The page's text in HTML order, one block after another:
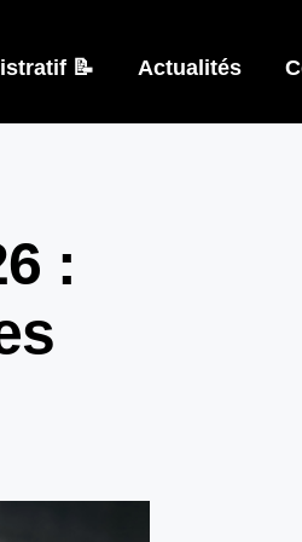
📝 Actualités
: